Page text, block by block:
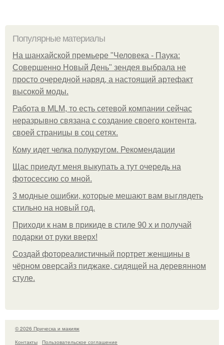
Популярные материалы
На шанхайской премьере "Человека - Паука:
Совершенно Новый День" зендея выбрала не
просто очередной наряд, а настоящий артефакт
высокой моды.
Работа в MLM, то есть сетевой компании сейчас
неразрывно связана с создание своего контента,
своей страницы в соц сетях.
Кому идет челка полукругом. Рекомендации
Щас приедут меня выкупать а тут очередь на
фотосессию со мной.
3 модные ошибки, которые мешают вам выглядеть
стильно на новый год.
Приходи к нам в прикиде в стиле 90 х и получай
подарки от руки вверх!
Создай фотореалистичный портрет женщины в
чёрном оверсайз пиджаке, сидящей на деревянном
стуле.
© 2026 Прическа и макияж
Контакты
Пользовательское соглашение